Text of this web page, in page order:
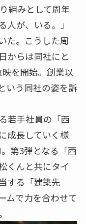
組みとして周年
人が、いる。」
た。こうした周
からは同社にと
を開始。創業以
いう同社の姿を訴
若手社員の「西
成長していく様
第3弾となる「西
くんと共にタイ
する「建築先
ムで力を合わせて